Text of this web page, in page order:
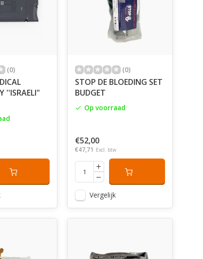
(0)
''ISRAELI"
(0)
STOP DE BLOEDING SET
BUDGET
Op voorraad
€52,00
€47,71 Excl. btw
Vergelijk